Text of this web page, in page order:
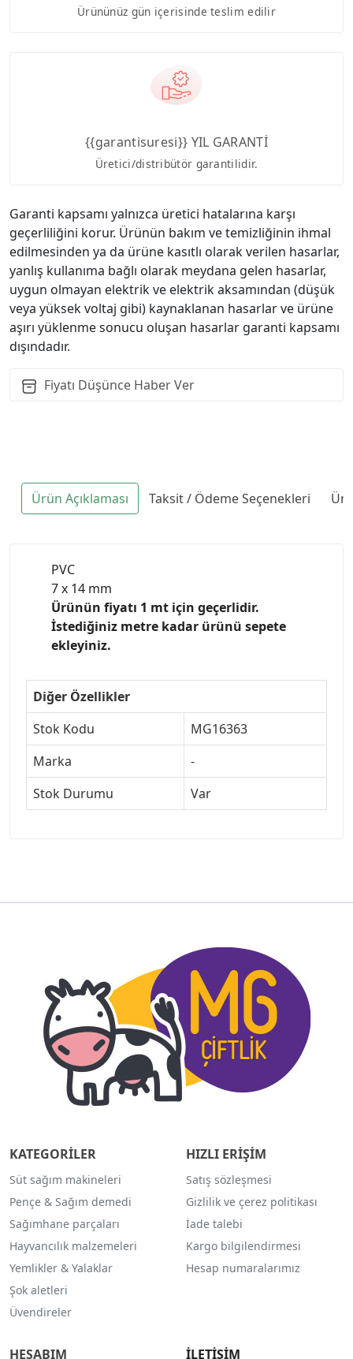
Ürününüz gün içerisinde teslim edilir
{{garantisuresi}} YIL GARANTİ
Üretici/distribütör garantilidir.
Garanti kapsamı yalnızca üretici hatalarına karşı
geçerliliğini korur. Ürünün bakım ve temizliğinin ihmal
edilmesinden ya da ürüne kasıtlı olarak verilen hasarlar,
yanlış kullanıma bağlı olarak meydana gelen hasarlar,
uygun olmayan elektrik ve elektrik aksamından (düşük
veya yüksek voltaj gibi) kaynaklanan hasarlar ve ürüne
aşırı yüklenme sonucu oluşan hasarlar garanti kapsamı
dışındadır.
Fiyatı Düşünce Haber Ver
Ürün Açıklaması Taksit / Ödeme Seçenekleri
PVC
7 x 14 mm
Ürünün fiyatı 1 mt için geçerlidir.
İstediğiniz metre kadar ürünü sepete
ekleyiniz.
Diğer Özellikler
Stok Kodu
MG16363
Marka
-
Stok Durumu
Var
KATEGORİLER
Süt sağım makineleri
Pençe & Sağım demedi
Sağımhane parçaları
Hayvancılık malzemeleri
Yemlikler & Yalaklar
Şok aletleri
Üvendireler
HIZLI ERİŞİM
Satış sözleşmesi
Gizlilik ve çerez politikası
İade talebi
Kargo bilgilendirmesi
Hesap numaralarımız
HESABIM İLETİŞİM